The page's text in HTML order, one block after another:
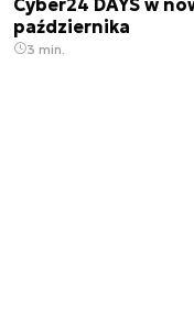
października
3 min.